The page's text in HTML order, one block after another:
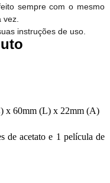
sempre com o mesmo
vez.
instruções de uso.
x 60mm (L) x 22mm (A)
de acetato e 1 película de